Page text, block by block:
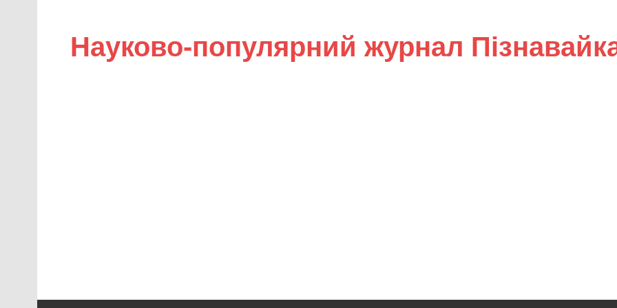
Науково-популярний журнал